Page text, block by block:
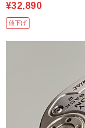
¥32,890
値下げ